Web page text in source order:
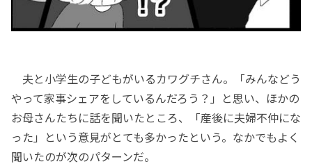
夫と小学生の子どもがいるカワグチさん。「みんなどう
やって家事シェアをしているんだろう？」と思い、ほかの
お母さんたちに話を聞いたところ、「産後に夫婦不仲にな
った」という意見がとても多かったという。なかでもよく
聞いたのが次のパターンだ。